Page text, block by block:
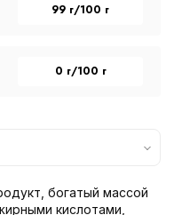
99 г/100 г
0 г/100 г
богатый массой
кислотами,